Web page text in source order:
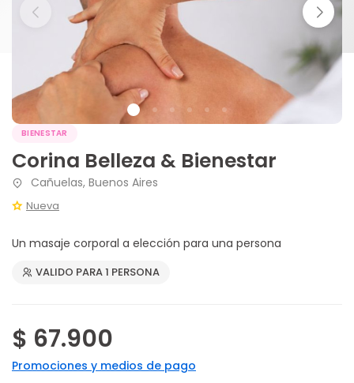
BIENESTAR
Corina Belleza & Bienestar
Cañuelas, Buenos Aires
Nueva
Un masaje corporal a elección para una persona
VALIDO PARA 1 PERSONA
$ 67.900
Promociones y medios de pago